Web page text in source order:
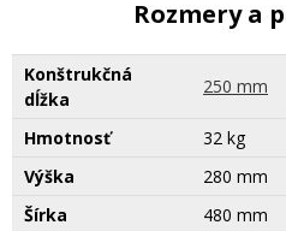
Rozmery a
Konštrukčná
dĺžka
250 mm
Hmotnosť
32 kg
Výška
280 mm
Šírka
480 mm